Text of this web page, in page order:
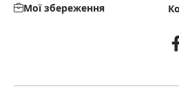
Мої збереження